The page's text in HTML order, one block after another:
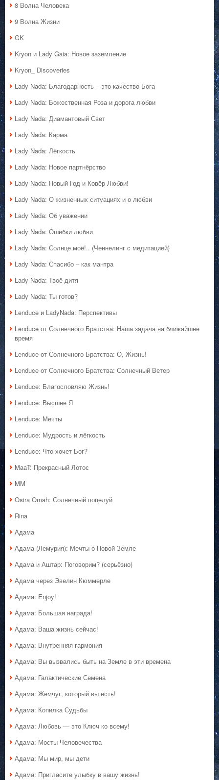
8 Волна Человека
9 Волна Жизни
GK
Kryon и Lady Gaia: Новое заземление
Kryon_ Discoveries
Lady Nada: Благодарность – это качество Бога
Lady Nada: Божественная Роза и дорога любви
Lady Nada: Диамантовый Свет
Lady Nada: Карма
Lady Nada: Лёгкость
Lady Nada: Новое партнёрство
Lady Nada: Новый Год и Ковёр Любви!
Lady Nada: О жизненных ситуациях и о любви
Lady Nada: Об уважении
Lady Nada: Ошибки любви
Lady Nada: Солнце моё!.. (Ченнелинг с медитацией)
Lady Nada: Спасибо – как мантра
Lady Nada: Твоё дитя
Lady Nada: Ты готов?
Lenduce и LadyNada: Перспективы
Lenduce от Солнечного Братства: Наша задача на ближайшее
время
Lenduce от Солнечного Братства: О, Жизнь!
Lenduce от Солнечного Братства: Солнечный Ветер
Lenduce: Благословляю Жизнь!
Lenduce: Высшее Я
Lenduce: Мечты
Lenduce: Мудрость и лёгкость
Lenduce: Что хочет Бог?
MaaT: Прекрасный Лотос
MM
Osira Omah: Солнечный поцелуй
Rina
Адама
Адама (Лемурия): Мечты о Новой Земле
Адама и Аштар: Поговорим? (серьёзно)
Адама через Эвелин Кюммерле
Адама: Enjoy!
Адама: Большая награда!
Адама: Ваша жизнь сейчас!
Адама: Внутренняя гармония
Адама: Вы вызвались быть на Земле в эти времена
Адама: Галактические Семена
Адама: Жемчуг, который вы есть!
Адама: Копилка Судьбы
Адама: Любовь — это Ключ ко всему!
Адама: Мосты Человечества
Адама: Мы мир, мы дети
Адама: Пригласите улыбку в вашу жизнь!